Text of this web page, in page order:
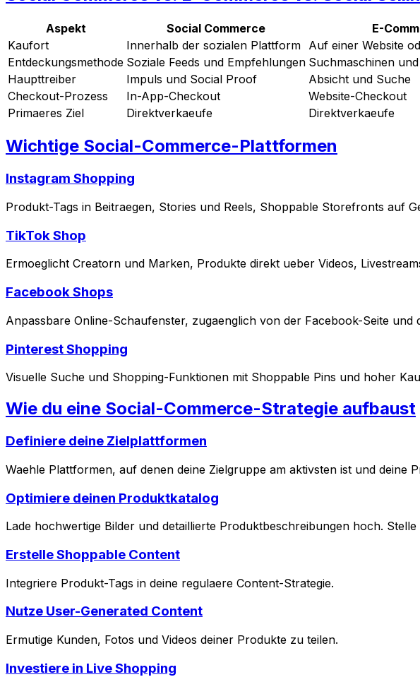
Aspekt Social Commerce E-
Kaufort
Innerhalb der sozialen Plattform Auf einer Website
Entdeckungsmethode Soziale Feeds und Empfehlungen Suchmaschinen
Haupttreiber
Impuls und Social Proof Absicht und Suche
Checkout-Prozess
In-App-Checkout Website-Checkout
Primaeres Ziel
Direktverkaeufe Direktverkaeufe
Wichtige Social-Commerce-Plattformen
Instagram Shopping
Produkt-Tags in Beitraegen, Stories und Reels, Shoppable Storefronts auf
TikTok Shop
Ermoeglicht Creatorn und Marken, Produkte direkt ueber Videos,
Facebook Shops
Anpassbare Online-Schaufenster, zugaenglich von der Facebook-Seite und
Pinterest Shopping
Visuelle Suche und Shopping-Funktionen mit Shoppable Pins und hoher
Wie du eine Social-Commerce-Strategie aufbaust
Definiere deine Zielplattformen
Waehle Plattformen, auf denen deine Zielgruppe am aktivsten ist und deine
Optimiere deinen Produktkatalog
Lade hochwertige Bilder und detaillierte Produktbeschreibungen hoch.
Erstelle Shoppable Content
Integriere Produkt-Tags in deine regulaere Content-Strategie.
Nutze User-Generated Content
Ermutige Kunden, Fotos und Videos deiner Produkte zu teilen.
Investiere in Live Shopping